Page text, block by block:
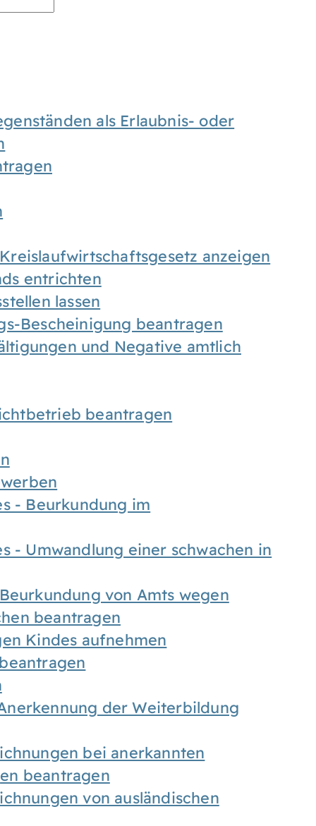
als Erlaubnis- oder
anzeigen
entrichten
lassen
Bescheinigung beantragen
und Negative amtlich
beantragen
- Beurkundung im
- Umwandlung einer schwachen in
von Amts wegen
beantragen
Kindes aufnehmen
der Weiterbildung
bei anerkannten
beantragen
von ausländischen